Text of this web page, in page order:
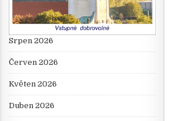
Srpen 2026
Červen 2026
Květen 2026
Duben 2026